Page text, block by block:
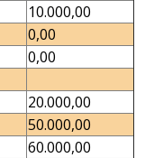
10.000,00
0,00
0,00
20.000,00
50.000,00
60.000,00